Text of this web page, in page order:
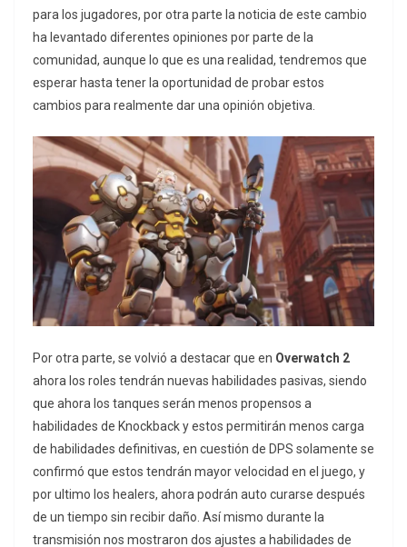
para los jugadores, por otra parte la noticia de este cambio
ha levantado diferentes opiniones por parte de la
comunidad, aunque lo que es una realidad, tendremos que
esperar hasta tener la oportunidad de probar estos
cambios para realmente dar una opinión objetiva.
Por otra parte, se volvió a destacar que en Overwatch 2
ahora los roles tendrán nuevas habilidades pasivas, siendo
que ahora los tanques serán menos propensos a
habilidades de Knockback y estos permitirán menos carga
de habilidades definitivas, en cuestión de DPS solamente se
confirmó que estos tendrán mayor velocidad en el juego, y
por ultimo los healers, ahora podrán auto curarse después
de un tiempo sin recibir daño. Así mismo durante la
transmisión nos mostraron dos ajustes a habilidades de